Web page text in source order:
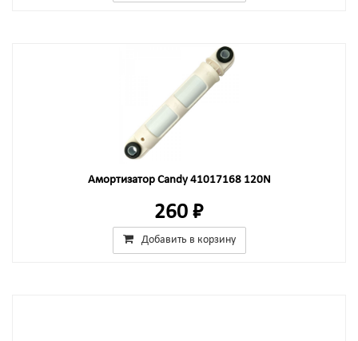
Амортизатор Candy 41017168 120N
260 ₽
Добавить в корзину